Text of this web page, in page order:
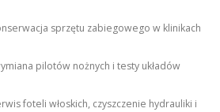
sprzętu zabiegowego w klinikach
pilotów nożnych i testy układów
foteli włoskich, czyszczenie hydrauliki i